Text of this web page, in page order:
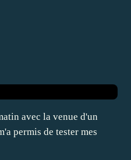
avec la venue d'un
permis de tester mes